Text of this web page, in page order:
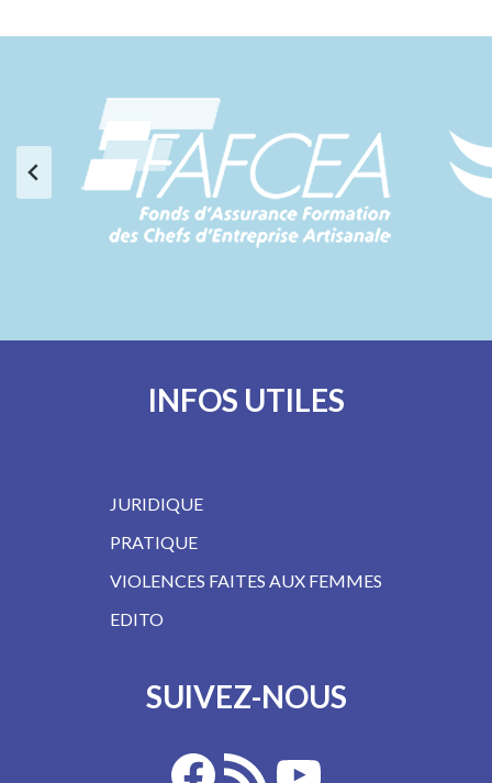
INFOS UTILES
JURIDIQUE
PRATIQUE
VIOLENCES FAITES AUX FEMMES
EDITO
SUIVEZ-NOUS